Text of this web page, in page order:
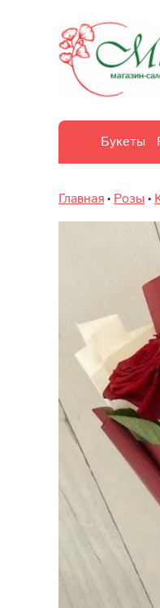
Букеты
Главная Розы